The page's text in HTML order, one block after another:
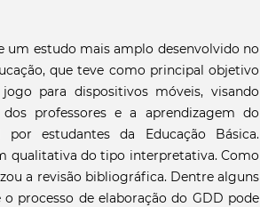
um estudo mais amplo desenvolvido no
que teve como principal objetivo
para dispositivos móveis, visando
professores e a aprendizagem do
por estudantes da Educação Básica.
qualitativa do tipo interpretativa. Como
a revisão bibliográfica. Dentre alguns
processo de elaboração do GDD pode